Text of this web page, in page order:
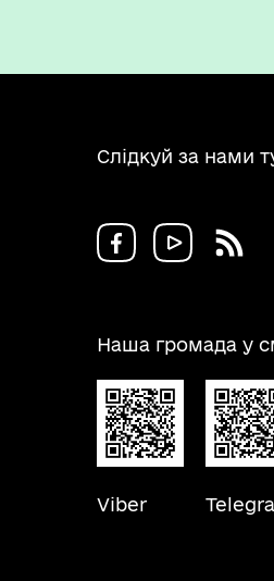
Слідкуй за нами
Наша громада у
Viber